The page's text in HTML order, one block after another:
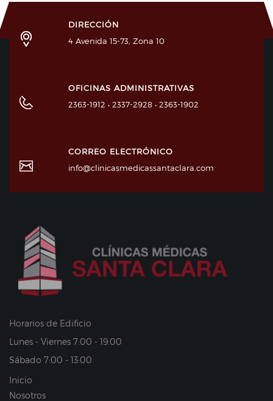
DIRECCIÓN
4 Avenida 15-73, Zona 10
OFICINAS ADMINISTRATIVAS
2363-1912 • 2337-2928 • 2363-1902
CORREO ELECTRÓNICO
info@clinicasmedicassantaclara.com
Horarios de Edificio
Lunes - Viernes 7:00 - 19:00
Sábado 7:00 - 13:00
Inicio
Nosotros